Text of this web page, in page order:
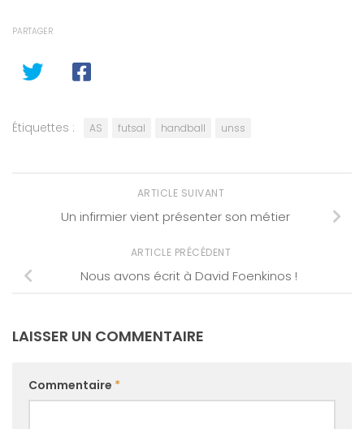
PARTAGER
Étiquettes : AS futsal handball unss
ARTICLE SUIVANT
Un infirmier vient présenter son métier
ARTICLE PRÉCÉDENT
Nous avons écrit à David Foenkinos !
LAISSER UN COMMENTAIRE
Commentaire *